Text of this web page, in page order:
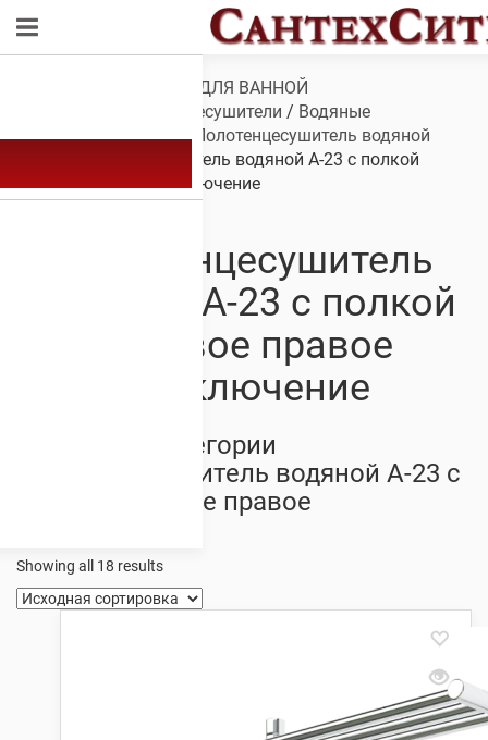
САНТЕХНИКА ДЛЯ ВАННОЙ
Полотенцесушители / Водяные
полотенцесушители/ Полотенцесушитель водяной
/ Полотенцесушитель водяной А-23 с полкой
боковое правое подключение
Полотенцесушитель
водяной А-23 с полкой
боковое правое
подключение
Товары из категории
Полотенцесушитель водяной А-23 с
полкой боковое правое
Showing all 18 results